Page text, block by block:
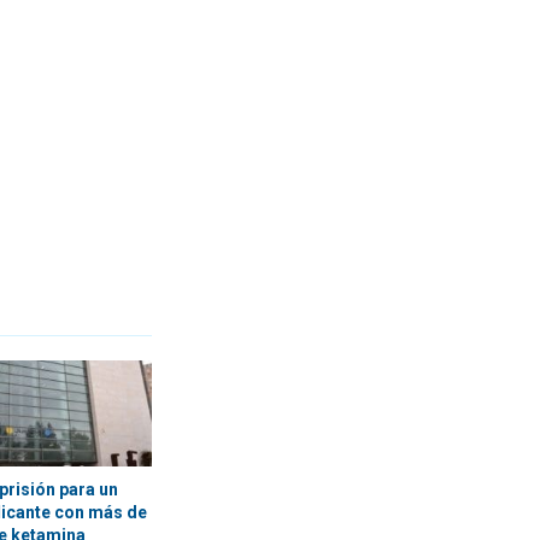
para un
con más de
ketamina